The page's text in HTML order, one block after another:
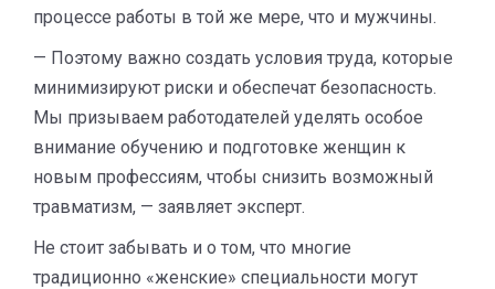
процессе работы в той же мере, что и мужчины.
— Поэтому важно создать условия труда, которые
минимизируют риски и обеспечат безопасность.
Мы призываем работодателей уделять особое
внимание обучению и подготовке женщин к
новым профессиям, чтобы снизить возможный
травматизм, — заявляет эксперт.
Не стоит забывать и о том, что многие
традиционно «женские» специальности могут